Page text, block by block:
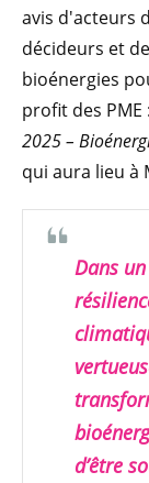
avis d'acteurs
décideurs et
bioénergies
profit des PME
2025 –
qui aura lieu à
Dans
d’être